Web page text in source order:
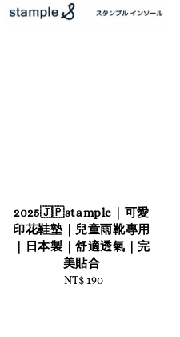
2025🇯🇵stample｜可愛
印花鞋墊｜兒童雨靴專用
｜日本製｜舒適透氣｜完
美貼合
Regular
NT$ 190